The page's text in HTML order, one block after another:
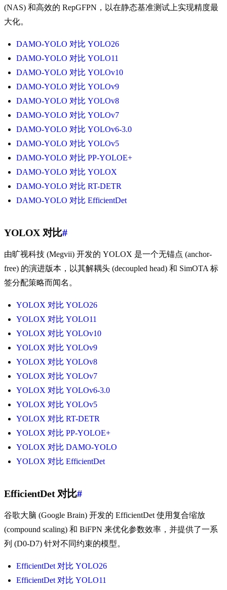
(NAS) 和高效的 RepGFPN，以在静态基准测试上实现精度最
大化。
DAMO-YOLO 对比 YOLO26
DAMO-YOLO 对比 YOLO11
DAMO-YOLO 对比 YOLOv10
DAMO-YOLO 对比 YOLOv9
DAMO-YOLO 对比 YOLOv8
DAMO-YOLO 对比 YOLOv7
DAMO-YOLO 对比 YOLOv6-3.0
DAMO-YOLO 对比 YOLOv5
DAMO-YOLO 对比 PP-YOLOE+
DAMO-YOLO 对比 YOLOX
DAMO-YOLO 对比 RT-DETR
DAMO-YOLO 对比 EfficientDet
YOLOX 对比#
由旷视科技 (Megvii) 开发的 YOLOX 是一个无锚点 (anchor-
free) 的演进版本，以其解耦头 (decoupled head) 和 SimOTA 标
签分配策略而闻名。
YOLOX 对比 YOLO26
YOLOX 对比 YOLO11
YOLOX 对比 YOLOv10
YOLOX 对比 YOLOv9
YOLOX 对比 YOLOv8
YOLOX 对比 YOLOv7
YOLOX 对比 YOLOv6-3.0
YOLOX 对比 YOLOv5
YOLOX 对比 RT-DETR
YOLOX 对比 PP-YOLOE+
YOLOX 对比 DAMO-YOLO
YOLOX 对比 EfficientDet
EfficientDet 对比#
谷歌大脑 (Google Brain) 开发的 EfficientDet 使用复合缩放
(compound scaling) 和 BiFPN 来优化参数效率，并提供了一系
列 (D0-D7) 针对不同约束的模型。
EfficientDet 对比 YOLO26
EfficientDet 对比 YOLO11